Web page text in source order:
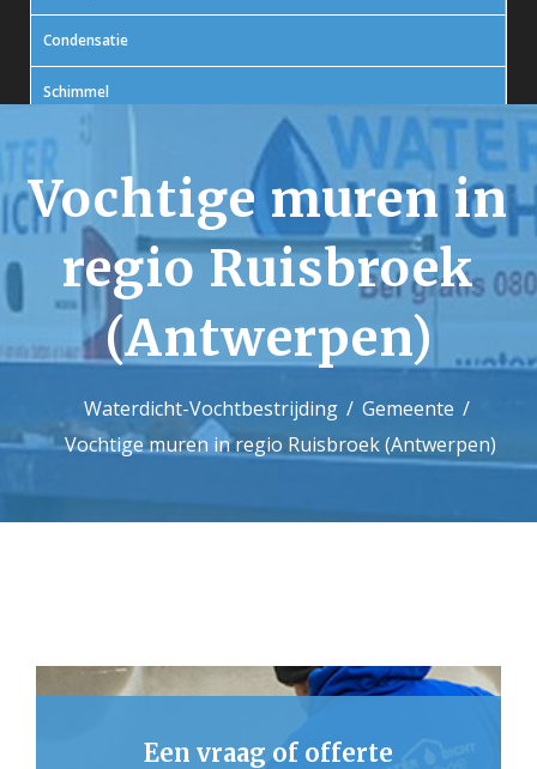
Condensatie
Schimmel
Contact
Vochtige muren in
regio Ruisbroek
(Antwerpen)
Waterdicht-Vochtbestrijding
Gemeente
Vochtige muren in regio Ruisbroek (Antwerpen)
Een vraag of offerte